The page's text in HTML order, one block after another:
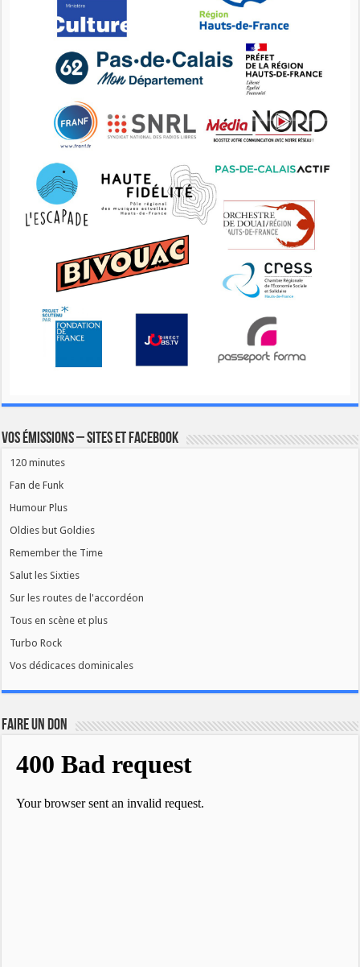
Vos émissions – Sites et Facebook
120 minutes
Fan de Funk
Humour Plus
Oldies but Goldies
Remember the Time
Salut les Sixties
Sur les routes de l'accordéon
Tous en scène et plus
Turbo Rock
Vos dédicaces dominicales
FAIRE UN DON